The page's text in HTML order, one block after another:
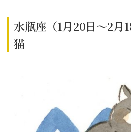
水瓶座（1月20日～2
猫